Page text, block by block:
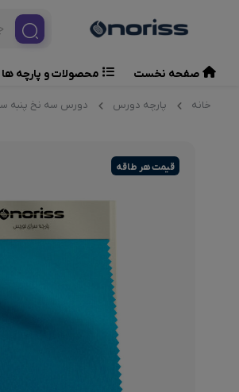
صفحه نخست محصولات و پارچه ها
خانه پارچه دورس دورس سه نخ پنبه
قیمت هر طاقه